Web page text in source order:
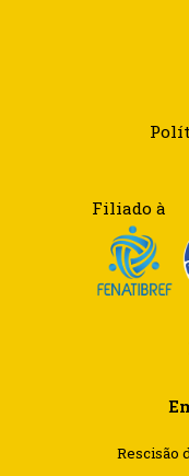
Filiado à
Rescisão